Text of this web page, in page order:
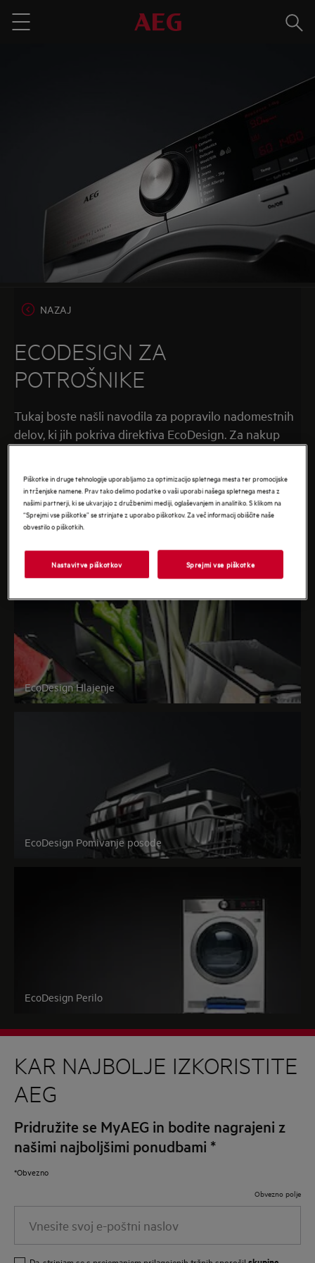
Menu
Išči
NAZAJ
ECODESIGN ZA
POTROŠNIKE
Tukaj boste našli navodila za popravilo nadomestnih
delov, ki jih pokriva direktiva EcoDesign. Za nakup
EcoDesign Hlajenje
EcoDesign Pomivanje posode
EcoDesign Perilo
KAR NAJBOLJE IZKORISTITE
AEG
Pridružite se MyAEG in bodite nagrajeni z
našimi najboljšimi ponudbami *
*Obvezno
Obvezno polje
svoj
Piškotke in druge tehnologije uporabljamo za optimizacijo spletnega mesta ter promocijske
in trženjske namene. Prav tako delimo podatke o vaši uporabi našega spletnega mesta z
našimi partnerji, ki se ukvarjajo z družbenimi mediji, oglaševanjem in analitiko. S klikom na
“Sprejmi vse piškotke” se strinjate z uporabo piškotkov. Za več informacij obiščite naše
obvestilo o piškotkih.
Nastavitve piškotkov Sprejmi vse piškotke